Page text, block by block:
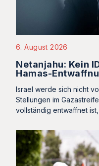
6. August 2026
Netanjahu: Kein
Hamas-
Israel werde sich nicht
Stellungen im
vollständig entwaffnet